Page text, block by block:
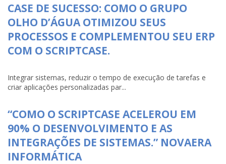
CASE DE SUCESSO: COMO O GRUPO
OLHO D’ÁGUA OTIMIZOU SEUS
PROCESSOS E COMPLEMENTOU SEU ERP
COM O SCRIPTCASE.
Integrar sistemas, reduzir o tempo de execução de tarefas e
criar aplicações personalizadas par...
“COMO O SCRIPTCASE ACELEROU EM
90% O DESENVOLVIMENTO E AS
INTEGRAÇÕES DE SISTEMAS.” NOVAERA
INFORMÁTICA